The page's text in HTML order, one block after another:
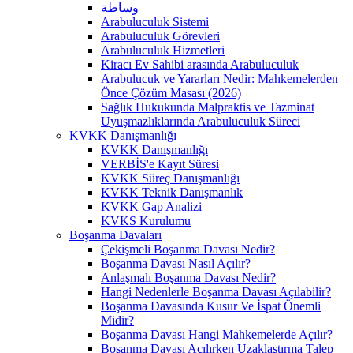
وساطة
Arabuluculuk Sistemi
Arabuluculuk Görevleri
Arabuluculuk Hizmetleri
Kiracı Ev Sahibi arasında Arabuluculuk
Arabulucuk ve Yararları Nedir: Mahkemelerden
Önce Çözüm Masası (2026)
Sağlık Hukukunda Malpraktis ve Tazminat
Uyuşmazlıklarında Arabuluculuk Süreci
KVKK Danışmanlığı
KVKK Danışmanlığı
VERBİS'e Kayıt Süresi
KVKK Süreç Danışmanlığı
KVKK Teknik Danışmanlık
KVKK Gap Analizi
KVKS Kurulumu
Boşanma Davaları
Çekişmeli Boşanma Davası Nedir?
Boşanma Davası Nasıl Açılır?
Anlaşmalı Boşanma Davası Nedir?
Hangi Nedenlerle Boşanma Davası Açılabilir?
Boşanma Davasında Kusur Ve İspat Önemli
Midir?
Boşanma Davası Hangi Mahkemelerde Açılır?
Boşanma Davası Açılırken Uzaklaştırma Talep